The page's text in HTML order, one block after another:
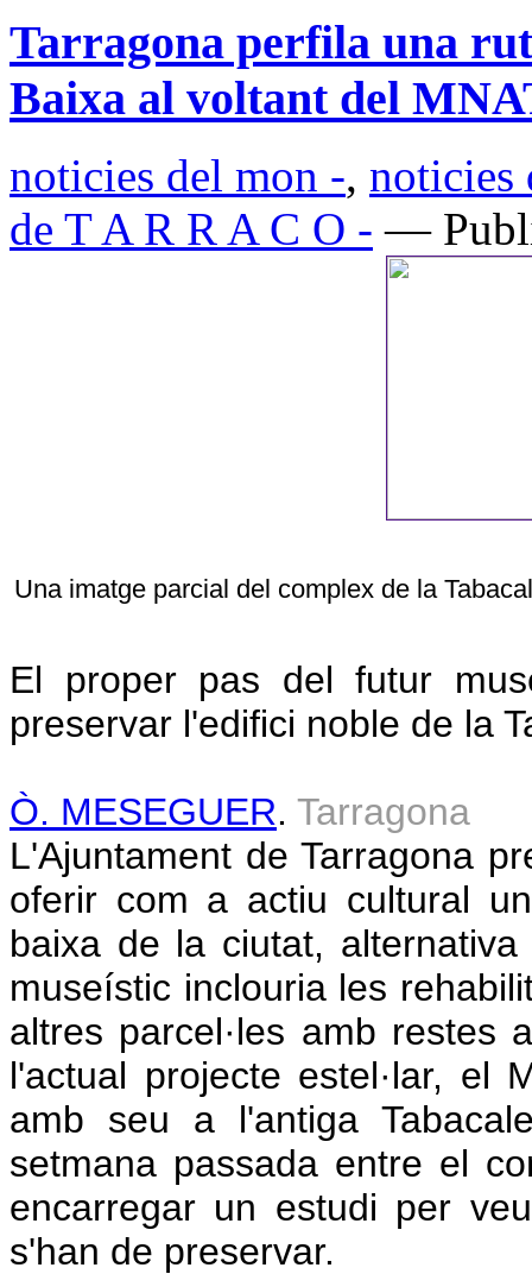
Tarragona perfila una
Baixa al voltant del
noticies del mon -, noticies
de T A R R A C O - —
Una imatge parcial del complex de la
El proper pas del futur
preservar l'edifici noble de la
Ò. MESEGUER. Tarragona
L'Ajuntament de Tarragona
oferir com a actiu cultural
baixa de la ciutat,
museístic inclouria les
altres parcel·les amb restes
l'actual projecte estel·lar, el
amb seu a l'antiga
setmana passada entre el
encarregar un estudi per
s'han de preservar.